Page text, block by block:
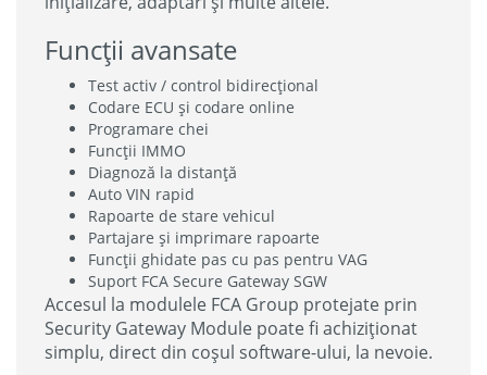
Funcții avansate
Test activ / control bidirecțional
Codare ECU și codare online
Programare chei
Funcții IMMO
Diagnoză la distanță
Auto VIN rapid
Rapoarte de stare vehicul
Partajare și imprimare rapoarte
Funcții ghidate pas cu pas pentru VAG
Suport FCA Secure Gateway SGW
Accesul la modulele FCA Group protejate prin
Security Gateway Module poate fi achiziționat
simplu, direct din coșul software-ului, la nevoie.